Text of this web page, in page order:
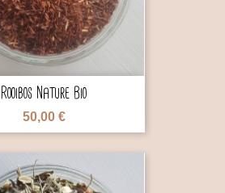
Rooibos Nature Bio
50,00 €